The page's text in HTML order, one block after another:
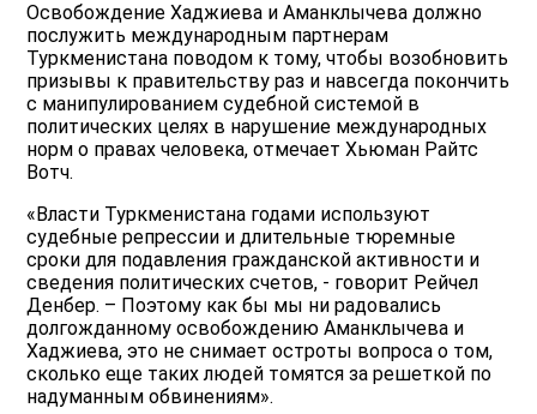
Освобождение Хаджиева и Аманклычева должно
послужить международным партнерам
Туркменистана поводом к тому, чтобы возобновить
призывы к правительству раз и навсегда покончить
с манипулированием судебной системой в
политических целях в нарушение международных
норм о правах человека, отмечает Хьюман Райтс
Вотч.
«Власти Туркменистана годами используют
судебные репрессии и длительные тюремные
сроки для подавления гражданской активности и
сведения политических счетов, - говорит Рейчел
Денбер. – Поэтому как бы мы ни радовались
долгожданному освобождению Аманклычева и
Хаджиева, это не снимает остроты вопроса о том,
сколько еще таких людей томятся за решеткой по
надуманным обвинениям».